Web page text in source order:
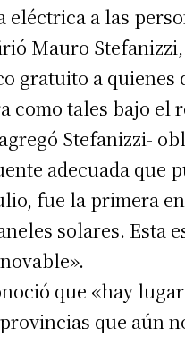
Dirección
Nombre
eléctrica a las
Mauro
gratuito a quienes
como tales bajo
Stefanizzi-
adecuada que
fue la primera
solares. Esta
que «hay
que aún